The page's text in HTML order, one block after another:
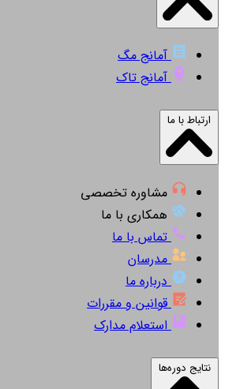
آمانج مگ
آمانج تاک
ارتباط با ما
مشاوره تخصصی
همکاری با ما
تماس با ما
مدرسان
درباره ما
قوانین و مقررات
استعلام مدارک
نتایج دوره‌ها